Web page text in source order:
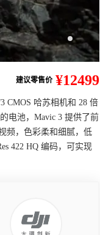
建议零售价 ¥12499
CMOS 哈苏相机和 28 倍
电池，Mavic 3 提供了前
频，色彩柔和细腻，低
422 HQ 编码，可实现